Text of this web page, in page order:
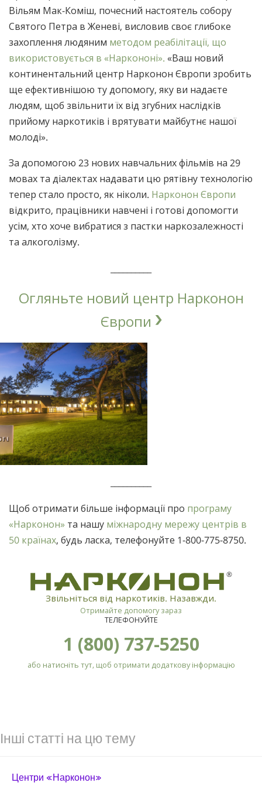
Вільям Мак-Коміш, почесний настоятель собору
Святого Петра в Женеві, висловив своє глибоке
захоплення людяним методом реабілітації, що
використовується в «Наркононі». «Ваш новий
континентальний центр Нарконон Європи зробить
ще ефективнішою ту допомогу, яку ви надаєте
людям, щоб звільнити їх від згубних наслідків
прийому наркотиків і врятувати майбутнє нашої
молоді».
За допомогою 23 нових навчальних фільмів на 29
мовах та діалектах надавати цю рятівну технологію
тепер стало просто, як ніколи. Нарконон Європи
відкрито, працівники навчені і готові допомогти
усім, хто хоче вибратися з пастки наркозалежності
та алкоголізму.
Огляньте новий центр Нарконон
Європи
Щоб отримати більше інформації про програму
«Нарконон» та нашу міжнародну мережу центрів в
50 країнах, будь ласка, телефонуйте 1-800-775-8750.
®
Звільніться від наркотиків. Назавжди.
Отримайте допомогу зараз
ТЕЛЕФОНУЙТЕ
1 (800) 737-5250
або натисніть тут, щоб отримати додаткову інформацію
Інші статті на цю тему
Центри «Нарконон»